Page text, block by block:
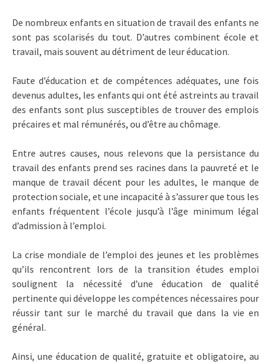
De nombreux enfants en situation de travail des enfants ne
sont pas scolarisés du tout. D’autres combinent école et
travail, mais souvent au détriment de leur éducation.
Faute d’éducation et de compétences adéquates, une fois
devenus adultes, les enfants qui ont été astreints au travail
des enfants sont plus susceptibles de trouver des emplois
précaires et mal rémunérés, ou d’être au chômage.
Entre autres causes, nous relevons que la persistance du
travail des enfants prend ses racines dans la pauvreté et le
manque de travail décent pour les adultes, le manque de
protection sociale, et une incapacité à s’assurer que tous les
enfants fréquentent l’école jusqu’à l’âge minimum légal
d’admission à l’emploi.
La crise mondiale de l’emploi des jeunes et les problèmes
qu’ils rencontrent lors de la transition études emploi
soulignent la nécessité d’une éducation de qualité
pertinente qui développe les compétences nécessaires pour
réussir tant sur le marché du travail que dans la vie en
général.
Ainsi, une éducation de qualité, gratuite et obligatoire, au